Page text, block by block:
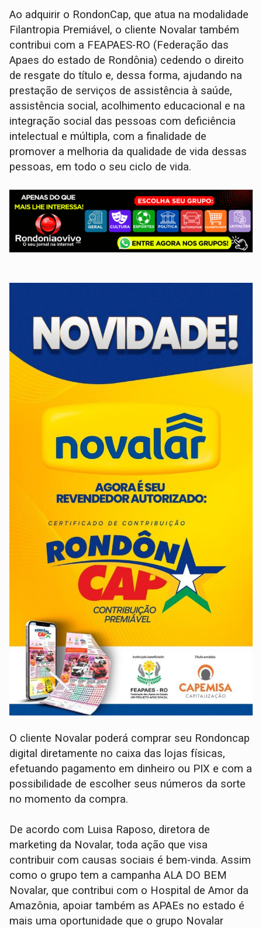
Ao adquirir o RondonCap, que atua na modalidade
Filantropia Premiável, o cliente Novalar também
contribui com a FEAPAES-RO (Federação das
Apaes do estado de Rondônia) cedendo o direito
de resgate do título e, dessa forma, ajudando na
prestação de serviços de assistência à saúde,
assistência social, acolhimento educacional e na
integração social das pessoas com deficiência
intelectual e múltipla, com a finalidade de
promover a melhoria da qualidade de vida dessas
pessoas, em todo o seu ciclo de vida.
O cliente Novalar poderá comprar seu Rondoncap
digital diretamente no caixa das lojas físicas,
efetuando pagamento em dinheiro ou PIX e com a
possibilidade de escolher seus números da sorte
no momento da compra.
De acordo com Luisa Raposo, diretora de
marketing da Novalar, toda ação que visa
contribuir com causas sociais é bem-vinda. Assim
como o grupo tem a campanha ALA DO BEM
Novalar, que contribui com o Hospital de Amor da
Amazônia, apoiar também as APAEs no estado é
mais uma oportunidade que o grupo Novalar